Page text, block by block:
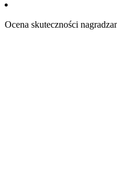
Ocena skuteczności